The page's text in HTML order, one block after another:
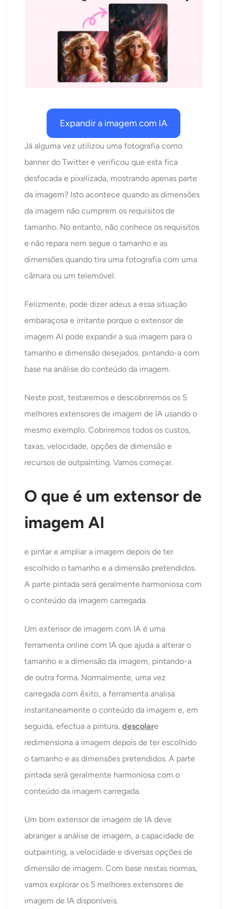
Gerador de Imagens com Estilo por IA
Ferramentas de retrato
Trocador de roupas
Bebê AI
Filtro de IA
Gerador de tiro na cabeça Pro
Criador de fotos para passaporte
Efeitos de vídeo
Removedor de Marca-d'água de Vídeo
Expandir a imagem com IA
Já alguma vez utilizou uma fotografia como
banner do Twitter e verificou que esta fica
desfocada e pixelizada, mostrando apenas parte
da imagem? Isto acontece quando as dimensões
da imagem não cumprem os requisitos de
tamanho. No entanto, não conhece os requisitos
e não repara nem segue o tamanho e as
dimensões quando tira uma fotografia com uma
câmara ou um telemóvel.
Felizmente, pode dizer adeus a essa situação
embaraçosa e irritante porque o extensor de
imagem AI pode expandir a sua imagem para o
tamanho e dimensão desejados, pintando-a com
base na análise do conteúdo da imagem.
Neste post, testaremos e descobriremos os 5
melhores extensores de imagem de IA usando o
mesmo exemplo. Cobriremos todos os custos,
taxas, velocidade, opções de dimensão e
recursos de outpainting. Vamos começar.
O que é um extensor de
imagem AI
e pintar e ampliar a imagem depois de ter
escolhido o tamanho e a dimensão pretendidos.
A parte pintada será geralmente harmoniosa com
o conteúdo da imagem carregada.
Um extensor de imagem com IA é uma
ferramenta online com IA que ajuda a alterar o
tamanho e a dimensão da imagem, pintando-a
de outra forma. Normalmente, uma vez
carregada com êxito, a ferramenta analisa
instantaneamente o conteúdo da imagem e, em
seguida, efectua a pintura,descolare
redimensiona a imagem depois de ter escolhido
o tamanho e as dimensões pretendidos. A parte
pintada será geralmente harmoniosa com o
conteúdo da imagem carregada.
Um bom extensor de imagem de IA deve
abranger a análise de imagem, a capacidade de
outpainting, a velocidade e diversas opções de
dimensão de imagem. Com base nestas normas,
vamos explorar os 5 melhores extensores de
imagem de IA disponíveis.